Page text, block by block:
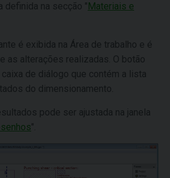
definida na secção "Materiais e
é exibida na Área de trabalho e é
as alterações realizadas. O botão
caixa de diálogo que contém a lista
do dimensionamento.
pode ser ajustada na janela
".